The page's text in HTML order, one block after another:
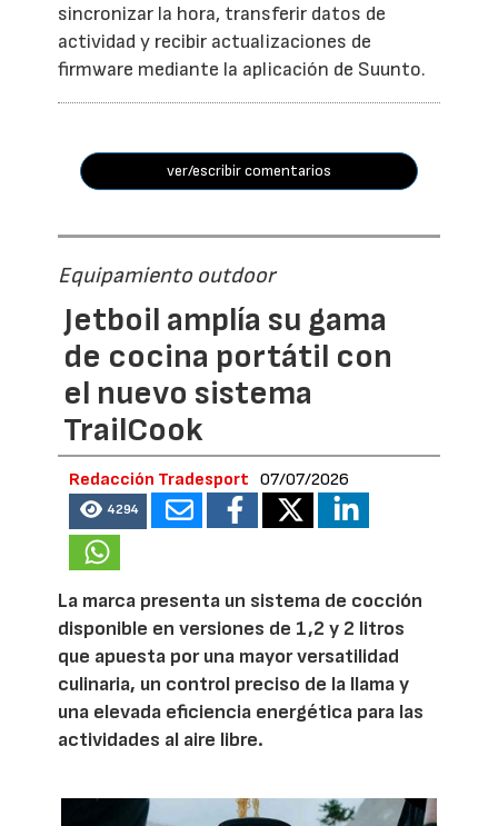
sincronizar la hora, transferir datos de
actividad y recibir actualizaciones de
firmware mediante la aplicación de Suunto.
ver/escribir comentarios
Equipamiento outdoor
Jetboil amplía su gama
de cocina portátil con
el nuevo sistema
TrailCook
Redacción Tradesport 07/07/2026
4294
La marca presenta un sistema de cocción
disponible en versiones de 1,2 y 2 litros
que apuesta por una mayor versatilidad
culinaria, un control preciso de la llama y
una elevada eficiencia energética para las
actividades al aire libre.